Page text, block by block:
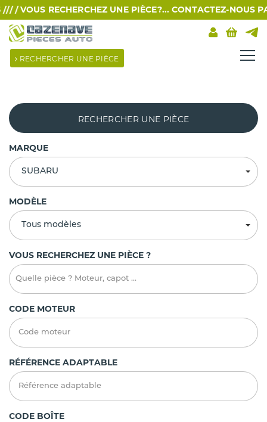
VOUS RECHERCHEZ UNE PIÈCE?... CONTACTEZ-NOUS
RECHERCHER UNE PIÈCE
RECHERCHER UNE PIÈCE
MARQUE
SUBARU
MODÈLE
Tous modèles
VOUS RECHERCHEZ UNE PIÈCE ?
CODE MOTEUR
RÉFÉRENCE ADAPTABLE
CODE BOÎTE